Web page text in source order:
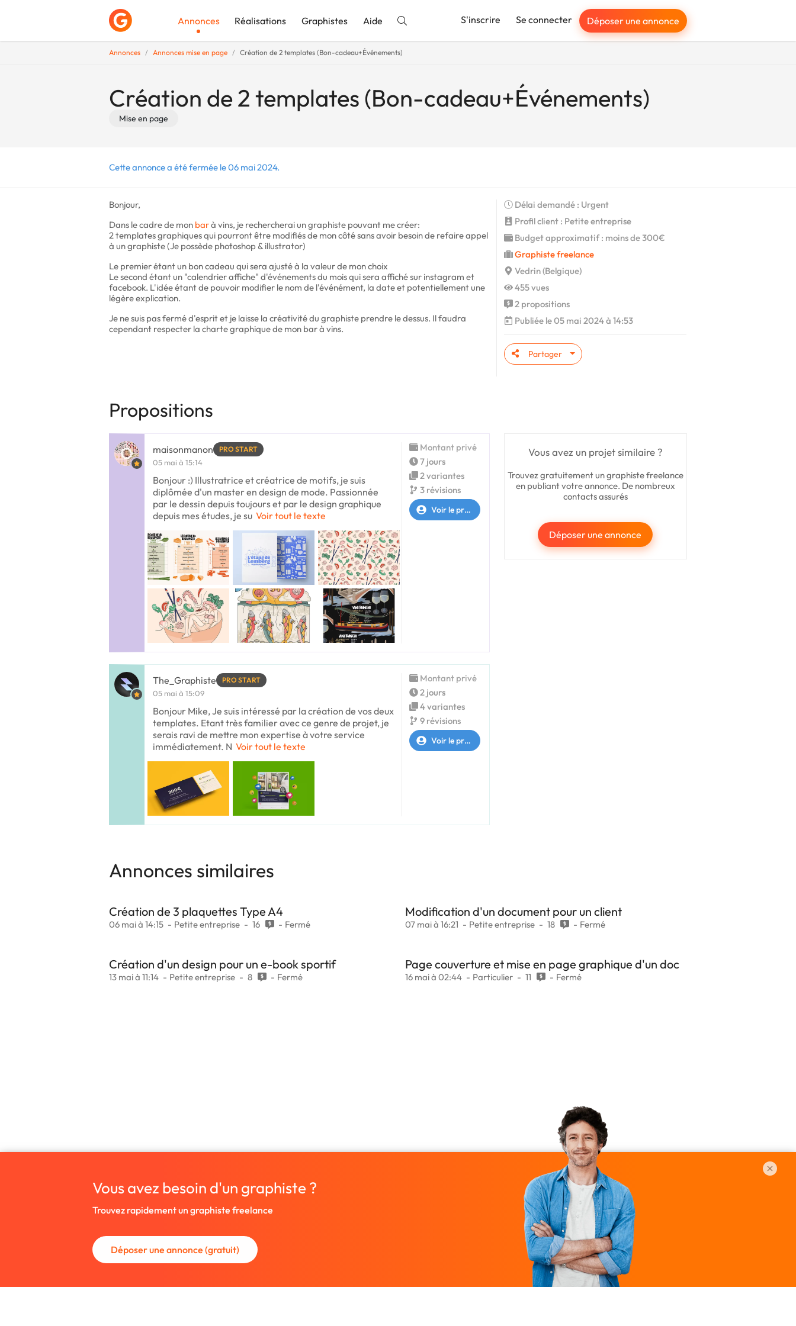
Annonces Réalisations Graphistes Aide S'inscrire Se connecter Déposer une annonce
Annonces Annonces mise en page Création de 2 templates (Bon-cadeau+Événements)
Création de 2 templates (Bon-cadeau+Événements)
Mise en page
Cette annonce a été fermée le 06 mai 2024.
Bonjour,
Dans le cadre de mon barà vins, je rechercherai un graphiste pouvant me créer:
2 templates graphiques qui pourront être modifiés de mon côté sans avoir besoin de refaire appel
à un graphiste (Je possède photoshop & illustrator)
Le premier étant un bon cadeau qui sera ajusté à la valeur de mon choix
Le second étant un "calendrier affiche" d'événements du mois qui sera affiché sur instagram et
facebook. L'idée étant de pouvoir modifier le nom de l'événément, la date et potentiellement une
légère explication.
Je ne suis pas fermé d'esprit et je laisse la créativité du graphiste prendre le dessus. Il faudra
cependant respecter la charte graphique de mon bar à vins.
Délai demandé : Urgent
Profil client : Petite entreprise
Budget approximatif : moins de 300€
Graphiste freelance
Vedrin (Belgique)
455 vues
2 propositions
Publiée le 05 mai 2024 à 14:53
Partager
Propositions
Vous avez un projet similaire ?
Trouvez gratuitement un graphiste freelance
en publiant votre annonce. De nombreux
contacts assurés
Déposer une annonce
maisonmanon PRO START
05 mai à 15:14
Bonjour :) Illustratrice et créatrice de motifs, je suis
diplômée d'un master en design de mode. Passionnée
par le dessin depuis toujours et par le design graphique
depuis mes études, je su Voir tout le texte
Montant privé
7 jours
2 variantes
3 révisions
Voir le profil
The_Graphiste PRO START
05 mai à 15:09
Bonjour Mike, Je suis intéressé par la création de vos deux
templates. Etant très familier avec ce genre de projet, je
serais ravi de mettre mon expertise à votre service
immédiatement. N Voir tout le texte
Montant privé
2 jours
4 variantes
9 révisions
Voir le profil
Annonces similaires
Création de 3 plaquettes Type A4
06 mai à 14:15 Petite entreprise 16 Fermé
Modification d'un document pour un client
07 mai à 16:21 Petite entreprise 18 Fermé
Création d'un design pour un e-book sportif
13 mai à 11:14 Petite entreprise 8 Fermé
Page couverture et mise en page graphique d'un doc
16 mai à 02:44 Particulier 11 Fermé
Vous avez besoin d'un graphiste ?
Trouvez rapidement un graphiste freelance
Déposer une annonce (gratuit)